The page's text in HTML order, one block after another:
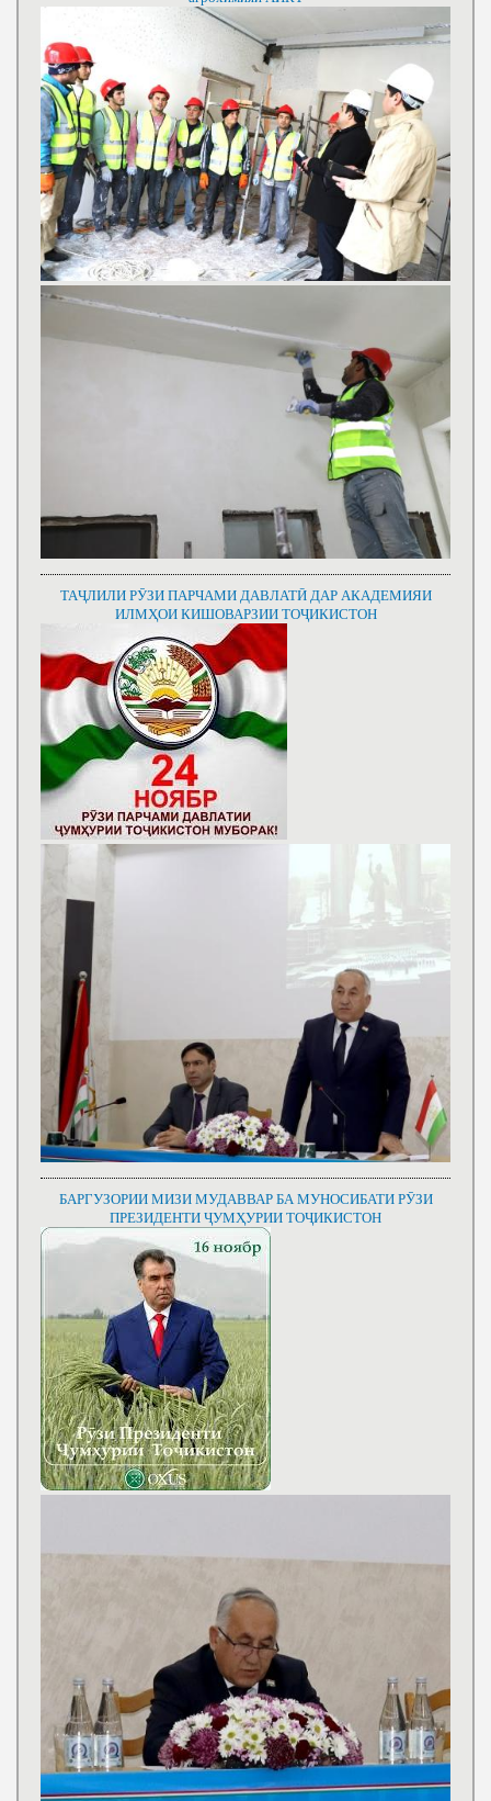
ТАҶЛИЛИ РӮЗИ ПАРЧАМИ ДАВЛАТӢ ДАР АКАДЕМИЯИ
ИЛМҲОИ КИШОВАРЗИИ ТОҶИКИСТОН
БАРГУЗОРИИ МИЗИ МУДАВВАР БА МУНОСИБАТИ РӮЗИ
ПРЕЗИДЕНТИ ҶУМҲУРИИ ТОҶИКИСТОН